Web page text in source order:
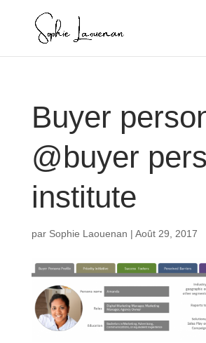
Buyer
@buyer
institute
par Sophie Laouenan | Août 29, 2017